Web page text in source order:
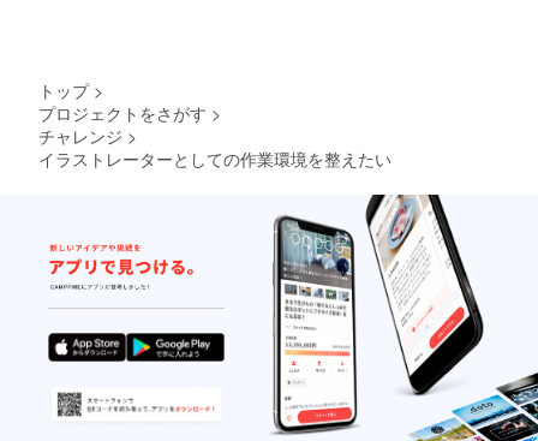
トップ >
プロジェクトをさがす >
チャレンジ >
イラストレーターとしての作業環境を整えたい